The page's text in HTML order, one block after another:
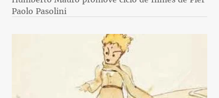
Paolo Pasolini